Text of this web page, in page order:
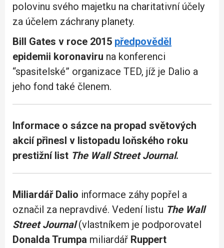
polovinu svého majetku na charitativní účely
za účelem záchrany planety.
Bill Gates v roce 2015 předpověděl
epidemii koronaviru na konferenci
“spasitelské” organizace TED, jíž je Dalio a
jeho fond také členem.
Informace o sázce na propad světových
akcií přinesl v listopadu loňského roku
prestižní list The Wall Street Journal.
Miliardář Dalio informace záhy popřel a
označil za nepravdivé. Vedení listu The Wall
Street Journal(vlastníkem je podporovatel
Donalda Trumpa miliardář Ruppert